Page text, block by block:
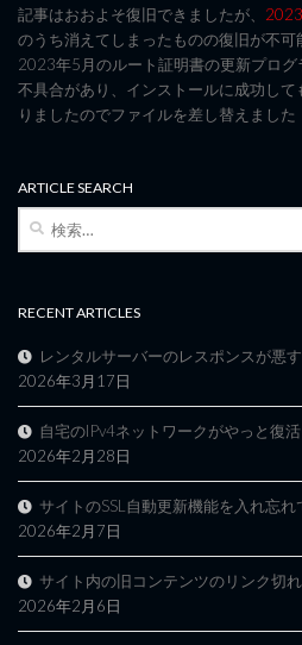
記事はおおよそ復旧できましたが、
のうち消えてしまったものの復旧が不可
2023年5月のルート証明書の更新プロ
不具合があり、インストールに成功し
りましたのでファイルを差し替えました
ARTICLE SEARCH
RECENT ARTICLES
レンタルサーバーのレスポンスが悪
2026年3月17日
自宅のIPv4ネットワークがやっと復
2026年2月28日
サイトのSSL自動更新機能を入れ忘
2026年2月7日
サイト内の旧コンテンツのリンク切
2026年2月6日